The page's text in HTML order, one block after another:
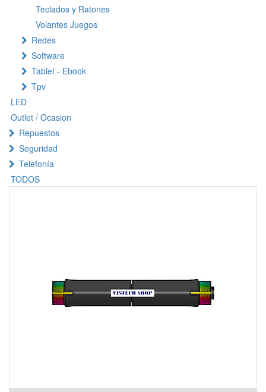
Teclados y Ratones
Volantes Juegos
Redes
Software
Tablet - Ebook
Tpv
LED
Outlet / Ocasion
Repuestos
Seguridad
Telefonía
TODOS